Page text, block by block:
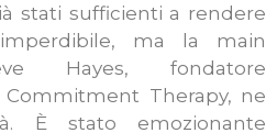
stati sufficienti a rendere
ma la main
Hayes, fondatore
Commitment Therapy, ne
È stato emozionante